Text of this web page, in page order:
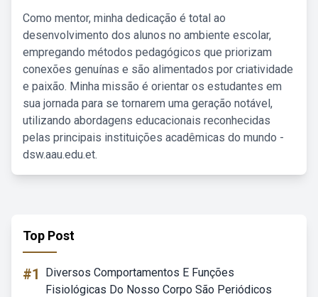
Como mentor, minha dedicação é total ao
desenvolvimento dos alunos no ambiente escolar,
empregando métodos pedagógicos que priorizam
conexões genuínas e são alimentados por criatividade
e paixão. Minha missão é orientar os estudantes em
sua jornada para se tornarem uma geração notável,
utilizando abordagens educacionais reconhecidas
pelas principais instituições acadêmicas do mundo -
dsw.aau.edu.et.
Top Post
#1
Diversos Comportamentos E Funções
Fisiológicas Do Nosso Corpo São Periódicos